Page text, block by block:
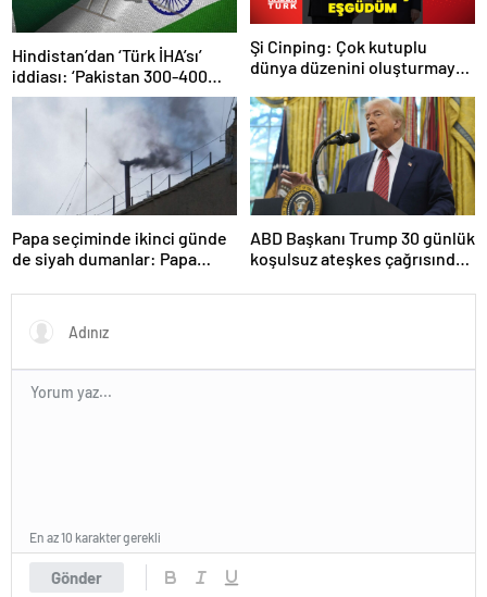
Hindistan’dan ‘Türk İHA’sı’
iddiası: ‘Pakistan 300-400
tanesi ile 36 noktaya sızdı’
Şi Cinping: Çok kutuplu
dünya düzenini oluşturmaya
Papa seçiminde ikinci günde
de siyah dumanlar: Papa
ABD Başkanı Trump 30 günlük
koşulsuz ateşkes çağrısında
Gönder
En az 10 karakter gerekli